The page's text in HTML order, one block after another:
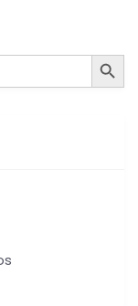
Botón de